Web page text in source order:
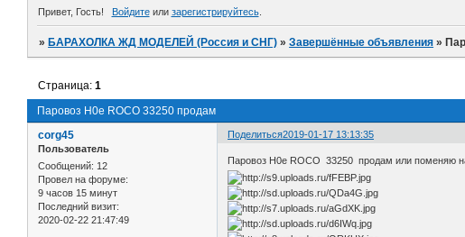
Привет, Гость! Войдитеили зарегистрируйтесь.
»БАРАХОЛКА ЖД МОДЕЛЕЙ (Россия и СНГ) »Завершённые объявления »
Паровоз Н0е ROCO 33250 продам
Страница:1
Поделиться2019-01-17 13:13:35
corg45
Пользователь
Сообщений: 12
Провел на форуме:
9 часов 15 минут
Последний визит:
2020-02-22 21:47:49
Паровоз Н0е ROCO 33250 продам или поменяю